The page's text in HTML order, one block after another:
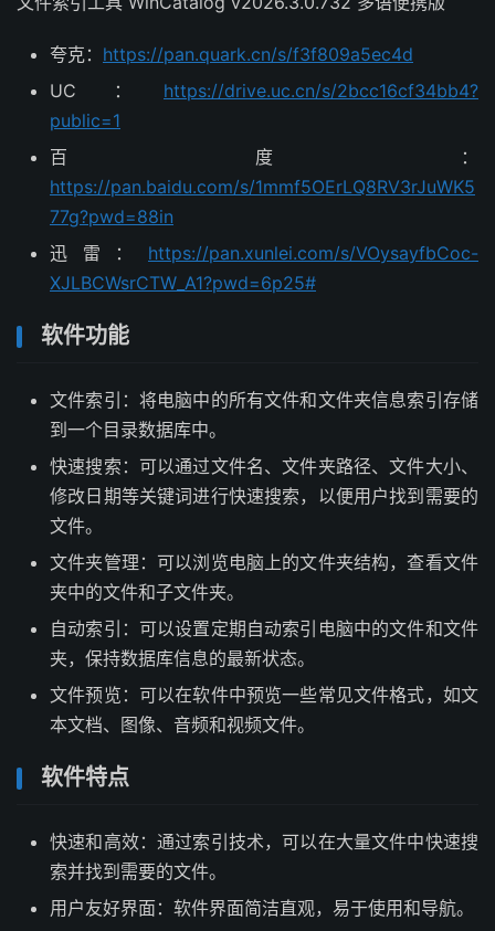
夸克： https://pan.quark.cn/s/f3f809a5ec4d
UC ： https://drive.uc.cn/s/2bcc16cf34bb4?
public=1
百度：
https://pan.baidu.com/s/1mmf5OErLQ8RV3rJuWK5
77g?pwd=88in
迅雷： https://pan.xunlei.com/s/VOysayfbCoc-
XJLBCWsrCTW_A1?pwd=6p25#
软件功能
文件索引：将电脑中的所有文件和文件夹信息索引存储
到一个目录数据库中。
快速搜索：可以通过文件名、文件夹路径、文件大小、
修改日期等关键词进行快速搜索，以便用户找到需要的
文件。
文件夹管理：可以浏览电脑上的文件夹结构，查看文件
夹中的文件和子文件夹。
自动索引：可以设置定期自动索引电脑中的文件和文件
夹，保持数据库信息的最新状态。
文件预览：可以在软件中预览一些常见文件格式，如文
本文档、图像、音频和视频文件。
软件特点
快速和高效：通过索引技术，可以在大量文件中快速搜
索并找到需要的文件。
用户友好界面：软件界面简洁直观，易于使用和导航。